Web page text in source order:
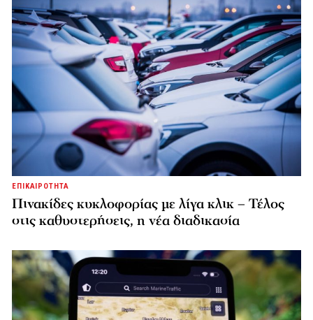
ΕΠΙΚΑΙΡΟΤΗΤΑ
Πινακίδες κυκλοφορίας με λίγα κλικ – Τέλος
στις καθυστερήσεις, η νέα διαδικασία